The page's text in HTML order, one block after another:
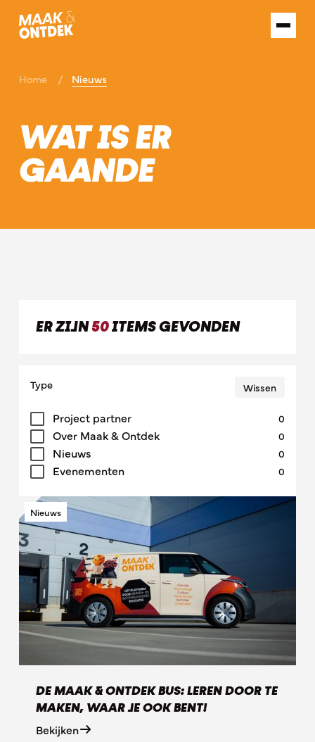
Home Nieuws
WAT IS ER
GAANDE
ER ZIJN50ITEMS GEVONDEN
Type Wissen
Project partner 0
Over Maak & Ontdek 0
Nieuws 0
Evenementen 0
Nieuws
DE MAAK & ONTDEK BUS: LEREN DOOR TE
MAKEN, WAAR JE OOK BENT!
Bekijken